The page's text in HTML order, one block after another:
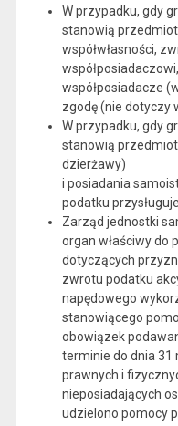
W przypadku, gdy
stanowią przedmiot
współwłasności,
współposiadacze
zgodę (nie dotyczy
W przypadku, gdy
stanowią
dzierżawy)
i posiadania
podatku
Zarząd jednostki
organ właściwy do
dotyczących
zwrotu podatku
napędowego
stanowiącego
obowiązek
terminie do dnia 31
prawnych i
nieposiadających
udzielono pomocy